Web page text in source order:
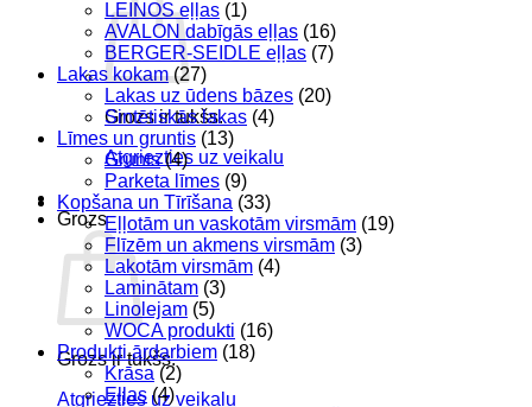
Grozs ir tukšs.
Atgriezties uz veikalu
Grozs
Grozs ir tukšs.
Atgriezties uz veikalu
LEINOS eļļas (1)
AVALON dabīgās eļļas (16)
BERGER-SEIDLE eļļas (7)
Lakas kokam (27)
Lakas uz ūdens bāzes (20)
Sintētiskās lakas (4)
Līmes un gruntis (13)
Grunts (4)
Parketa līmes (9)
Kopšana un Tīrīšana (33)
Eļļotām un vaskotām virsmām (19)
Flīzēm un akmens virsmām (3)
Lakotām virsmām (4)
Laminātam (3)
Linolejam (5)
WOCA produkti (16)
Produkti ārdarbiem (18)
Krāsa (2)
Eļļas (4)